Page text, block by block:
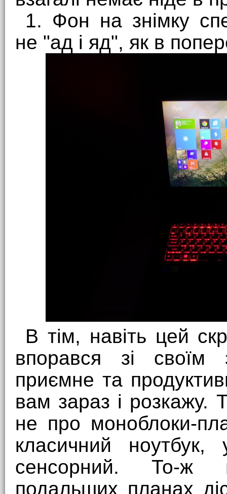
1. Фон на знімку
не "ад і яд", як в
В тім, навіть цей
впорався зі своїм
приємне та
вам зараз і розкажу.
не про моноблоки-
класичний
сенсорний. То-ж
подальших планах